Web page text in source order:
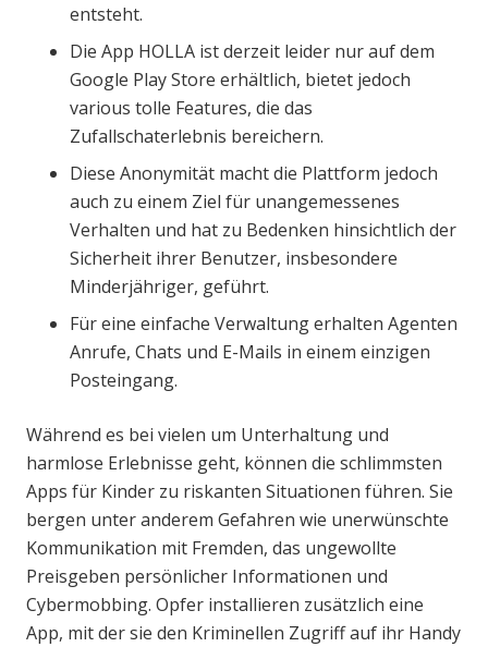
entsteht.
Die App HOLLA ist derzeit leider nur auf dem
Google Play Store erhältlich, bietet jedoch
various tolle Features, die das
Zufallschaterlebnis bereichern.
Diese Anonymität macht die Plattform jedoch
auch zu einem Ziel für unangemessenes
Verhalten und hat zu Bedenken hinsichtlich der
Sicherheit ihrer Benutzer, insbesondere
Minderjähriger, geführt.
Für eine einfache Verwaltung erhalten Agenten
Anrufe, Chats und E-Mails in einem einzigen
Posteingang.
Während es bei vielen um Unterhaltung und
harmlose Erlebnisse geht, können die schlimmsten
Apps für Kinder zu riskanten Situationen führen. Sie
bergen unter anderem Gefahren wie unerwünschte
Kommunikation mit Fremden, das ungewollte
Preisgeben persönlicher Informationen und
Cybermobbing. Opfer installieren zusätzlich eine
App, mit der sie den Kriminellen Zugriff auf ihr Handy